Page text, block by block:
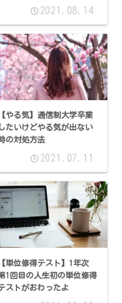
2021.08.14
【やる気】通信制大学卒業
たいけどやる気が出ない
の対処方法
2021.07.11
【単位修得テスト】1年次
1回目の人生初の単位修得
ストがおわったよ